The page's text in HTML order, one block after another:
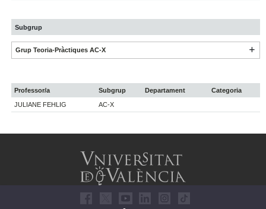
Subgrup
Grup Teoria-Pràctiques AC-X
Professor/a Subgrup Departament
Categoria
JULIANE FEHLIG
AC-X